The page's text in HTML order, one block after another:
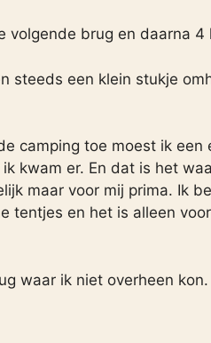
volgende brug en daarna 4
steeds een klein stukje
camping toe moest ik een
kwam er. En dat is het
maar voor mij prima. Ik
tentjes en het is alleen
waar ik niet overheen